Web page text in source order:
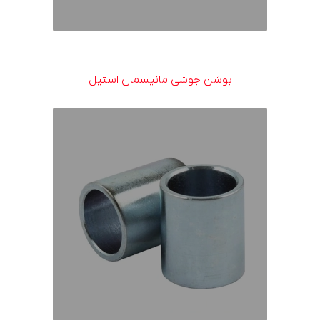
بوشن جوشی مانیسمان استیل